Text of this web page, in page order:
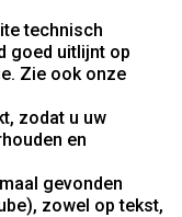
technisch
goed uitlijnt op
Zie ook onze
zodat u uw
en
gevonden
zowel op tekst,